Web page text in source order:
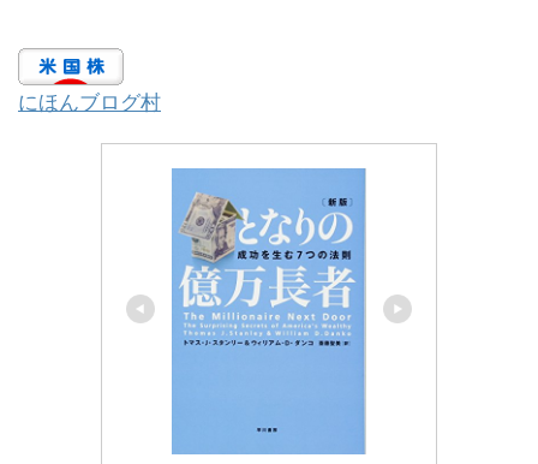
にほんブログ村